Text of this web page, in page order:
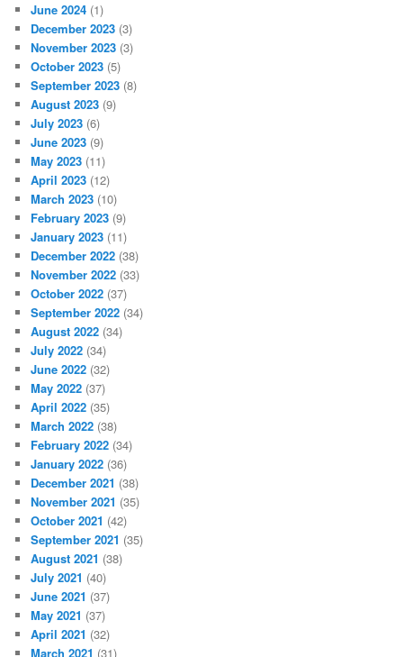
June 2024 (1)
December 2023 (3)
November 2023 (3)
October 2023 (5)
September 2023 (8)
August 2023 (9)
July 2023 (6)
June 2023 (9)
May 2023 (11)
April 2023 (12)
March 2023 (10)
February 2023 (9)
January 2023 (11)
December 2022 (38)
November 2022 (33)
October 2022 (37)
September 2022 (34)
August 2022 (34)
July 2022 (34)
June 2022 (32)
May 2022 (37)
April 2022 (35)
March 2022 (38)
February 2022 (34)
January 2022 (36)
December 2021 (38)
November 2021 (35)
October 2021 (42)
September 2021 (35)
August 2021 (38)
July 2021 (40)
June 2021 (37)
May 2021 (37)
April 2021 (32)
March 2021 (31)